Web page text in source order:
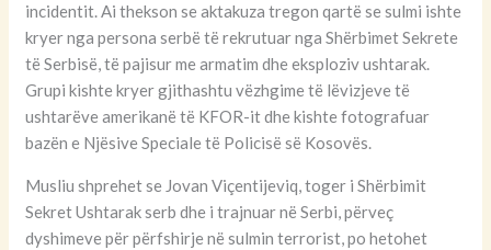
incidentit. Ai thekson se aktakuza tregon qartë se sulmi ishte
kryer nga persona serbë të rekrutuar nga Shërbimet Sekrete
të Serbisë, të pajisur me armatim dhe eksploziv ushtarak.
Grupi kishte kryer gjithashtu vëzhgime të lëvizjeve të
ushtarëve amerikanë të KFOR-it dhe kishte fotografuar
bazën e Njësive Speciale të Policisë së Kosovës.
Musliu shprehet se Jovan Viçentijeviq, toger i Shërbimit
Sekret Ushtarak serb dhe i trajnuar në Serbi, përveç
dyshimeve për përfshirje në sulmin terrorist, po hetohet